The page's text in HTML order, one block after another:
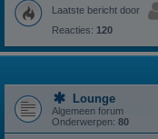
Laatste bericht door
Reacties: 120
Lounge
Algemeen forum
Onderwerpen: 80